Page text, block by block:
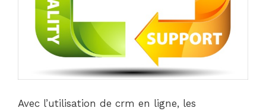
Avec l’utilisation de crm en ligne, les